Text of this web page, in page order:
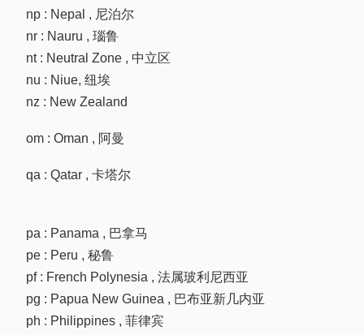
np : Nepal , 尼泊尔
nr : Nauru , 瑙鲁
nt : Neutral Zone , 中立区
nu : Niue, 纽埃
nz : New Zealand
om : Oman , 阿曼
qa : Qatar , 卡塔尔
pa : Panama , 巴拿马
pe : Peru , 秘鲁
pf : French Polynesia , 法属玻利尼西亚
pg : Papua New Guinea , 巴布亚新几内亚
ph : Philippines , 菲律宾